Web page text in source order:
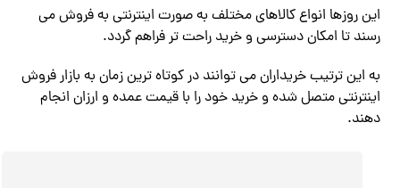
این روزها انواع کالاهای مختلف به صورت اینترنتی به فروش می
رسند تا امکان دسترسی و خرید راحت تر فراهم گردد.
به این ترتیب خریداران می توانند در کوتاه ترین زمان به بازار فروش
اینترنتی متصل شده و خرید خود را با قیمت عمده و ارزان انجام
دهند.